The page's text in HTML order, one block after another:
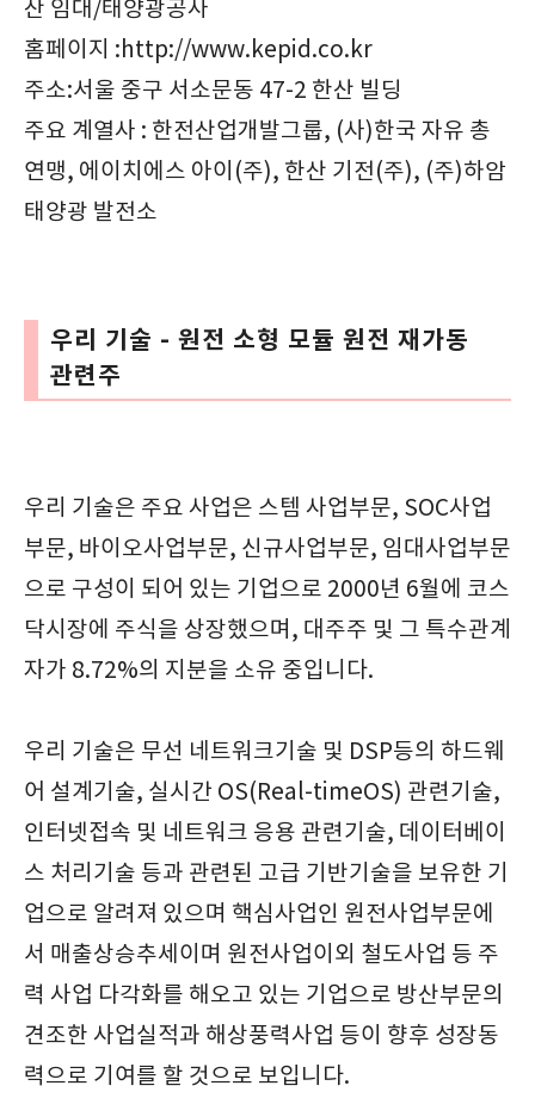
산 임대/태양광공사
홈페이지 :http://www.kepid.co.kr
주소:서울 중구 서소문동 47-2 한산 빌딩
주요 계열사 : 한전산업개발그룹, (사)한국 자유 총
연맹, 에이치에스 아이(주), 한산 기전(주), (주)하암
태양광 발전소
우리 기술 - 원전 소형 모듈 원전 재가동
관련주
우리 기술은 주요 사업은 스템 사업부문, SOC사업
부문, 바이오사업부문, 신규사업부문, 임대사업부문
으로 구성이 되어 있는 기업으로 2000년 6월에 코스
닥시장에 주식을 상장했으며, 대주주 및 그 특수관계
자가 8.72%의 지분을 소유 중입니다.
우리 기술은 무선 네트워크기술 및 DSP등의 하드웨
어 설계기술, 실시간 OS(Real-timeOS) 관련기술,
인터넷접속 및 네트워크 응용 관련기술, 데이터베이
스 처리기술 등과 관련된 고급 기반기술을 보유한 기
업으로 알려져 있으며 핵심사업인 원전사업부문에
서 매출상승추세이며 원전사업이외 철도사업 등 주
력 사업 다각화를 해오고 있는 기업으로 방산부문의
견조한 사업실적과 해상풍력사업 등이 향후 성장동
력으로 기여를 할 것으로 보입니다.